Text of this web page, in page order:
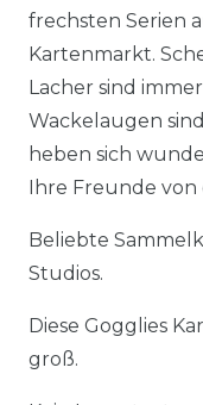
frechsten Serien
Kartenmarkt.
Lacher sind
Wackelaugen
heben sich
Ihre Freunde von
Beliebte
Studios.
Diese Gogglies
groß.